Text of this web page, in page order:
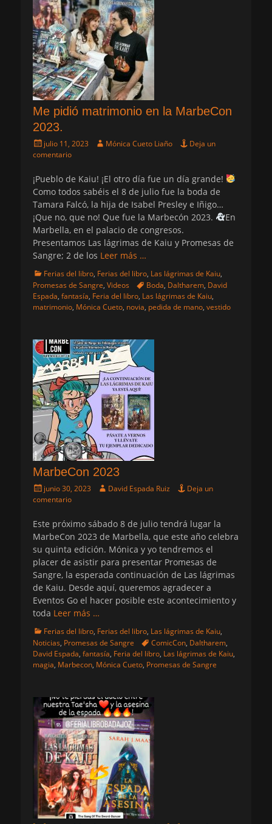
Me pidió matrimonio en la MarbeCon
2023.
Publicado
el
julio 11, 2023 AutorMónica Cueto Liaño
Deja un
comentario
¡Pueblo de Kaiu! ¡El otro día fue un día grande!
Como todos sabéis el 8 de julio fue la boda de
Tamara Falcó, la hija de Isabel Presley e Iñigo…
¡Que no, que no! Que fue la Marbecón 2023.
En
Marbella, en el palacio de congresos.
Presentamos Las lágrimas de Kaiu y Promesas de
Sangre; 2 de los Leer más …
Categorias
Ferias del libro, Ferias del libro, Las lágrimas de Kaiu,
Promesas de Sangre, Videos Etiquetas
Boda, Daltharem, David
Espada, fantasía, Feria del libro, Las lágrimas de Kaiu,
matrimonio, Mónica Cueto, novia, pedida de mano, vestido
MarbeCon 2023
Publicado
el
junio 30, 2023 AutorDavid Espada Ruiz
Deja un
comentario
Este próximo sábado 8 de julio tendrá lugar la
MarbeCon 2023 de Marbella, que este año celebra
su quinta edición. Mónica y yo tendremos el
placer de asistir para presentar Promesas de
Sangre, la esperada continuación de Las lágrimas
de Kaiu. Desde aquí, queremos agradecer a
Eventos Go el hacer posible este acontecimiento y
toda Leer más …
Categorias
Ferias del libro, Ferias del libro, Las lágrimas de Kaiu,
Noticias, Promesas de Sangre Etiquetas
ComicCon, Daltharem,
David Espada, fantasía, Feria del libro, Las lágrimas de Kaiu,
magia, Marbecon, Mónica Cueto, Promesas de Sangre